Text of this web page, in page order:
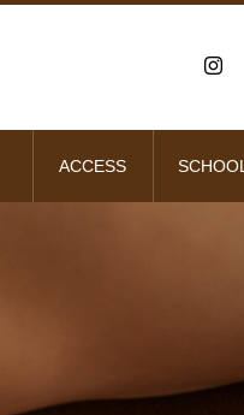
ACCESS SCHOOL